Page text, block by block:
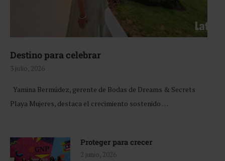
Destino para celebrar
3 julio, 2026
Yamina Bermúdez, gerente de Bodas de Dreams & Secrets
Playa Mujeres, destaca el crecimiento sostenido …
Proteger para crecer
2 junio, 2026